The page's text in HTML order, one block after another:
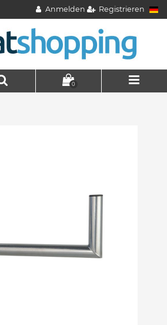
Anmelden Registrieren
0